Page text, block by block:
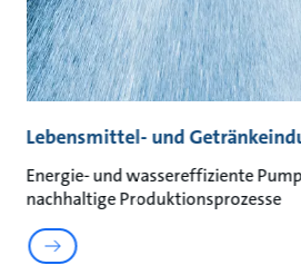
Lebensmittel- und
Energie- und wassereffiziente
nachhaltige Produktionsprozesse